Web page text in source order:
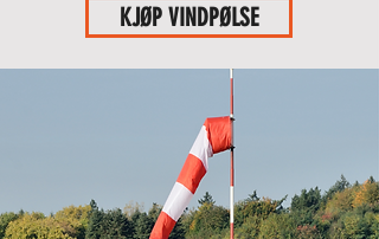
KJØP VINDPØLSE